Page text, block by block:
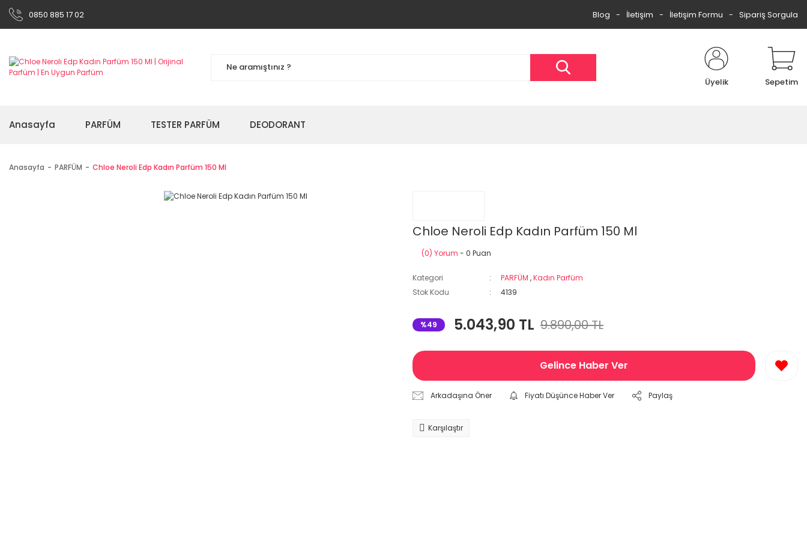
0850 885 17 02 Blog İletişim İletişim Formu Sipariş Sorgula
Üyelik Sepetim
Anasayfa PARFÜM TESTER PARFÜM DEODORANT
Anasayfa PARFÜM Chloe Neroli Edp Kadın Parfüm 150 Ml
Chloe Neroli Edp Kadın Parfüm 150 Ml
(0) Yorum - 0 Puan
Kategori PARFÜM ,Kadın Parfüm
Stok Kodu
4139
%49 5.043,90 TL 9.890,00 TL
Gelince Haber Ver
Arkadaşına Öner Fiyatı Düşünce Haber Ver Paylaş
Karşılaştır